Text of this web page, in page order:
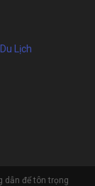
Lịch
dẫn để tôn trọng